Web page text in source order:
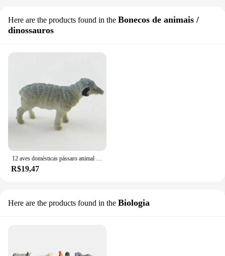
Here are the products found in the Bonecos de animais /
dinossauros
12 aves domésticas pássaro animal modelo bonito cão burro cavalo galo plástico sólido realista simulação brinquedos modelo
R$19,47
Here are the products found in the Biologia